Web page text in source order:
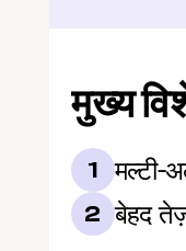
मुख्य
1 मल्टी-
2 बेहद